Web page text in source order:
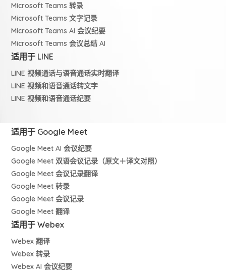
Microsoft Teams 转录
Microsoft Teams 文字记录
Microsoft Teams AI 会议纪要
Microsoft Teams 会议总结 AI
适用于 LINE
LINE 视频通话与语音通话实时翻译
LINE 视频和语音通话转文字
LINE 视频和语音通话纪要
适用于 Google Meet
Google Meet AI 会议纪要
Google Meet 双语会议记录（原文＋译文对照）
Google Meet 会议记录翻译
Google Meet 转录
Google Meet 会议记录
Google Meet 翻译
适用于 Webex
Webex 翻译
Webex 转录
Webex AI 会议纪要